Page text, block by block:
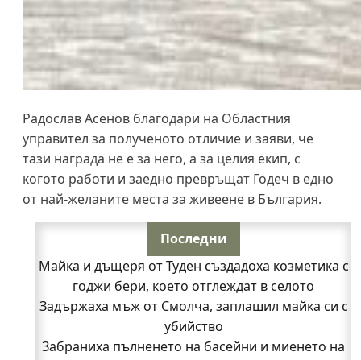
Радослав Асенов благодари на Областния
управител за полученото отличие и заяви, че
тази награда не е за него, а за целия екип, с
когото работи и заедно превръщат Годеч в едно
от най-желаните места за живеене в България.
Последни
Майка и дъщеря от Туден създадоха козметика с
годжи бери, което отглеждат в селото
Задържаха мъж от Смолча, заплашил майка си с
убийство
Забраниха пълненето на басейни и миенето на